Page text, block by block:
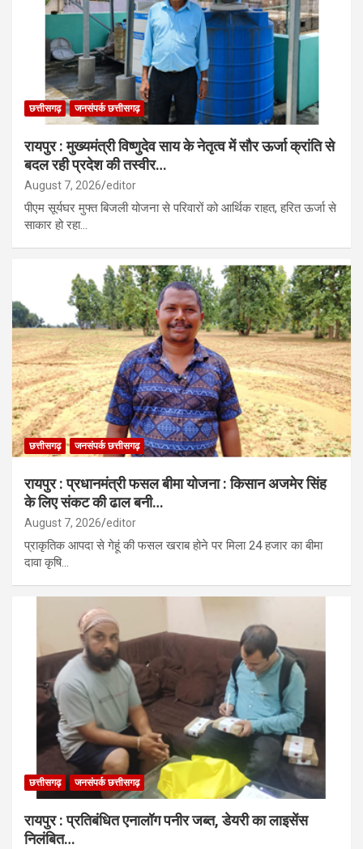
छत्तीसगढ़ जनसंपर्क छत्तीसगढ़
रायपुर : मुख्यमंत्री विष्णुदेव साय के नेतृत्व में सौर ऊर्जा क्रांति से
बदल रही प्रदेश की तस्वीर…
August 7, 2026 editor
पीएम सूर्यघर मुफ्त बिजली योजना से परिवारों को आर्थिक राहत, हरित ऊर्जा से
साकार हो रहा…
छत्तीसगढ़ जनसंपर्क छत्तीसगढ़
रायपुर : प्रधानमंत्री फसल बीमा योजना : किसान अजमेर सिंह
के लिए संकट की ढाल बनी…
August 7, 2026 editor
प्राकृतिक आपदा से गेहूं की फसल खराब होने पर मिला 24 हजार का बीमा
दावा कृषि…
छत्तीसगढ़ जनसंपर्क छत्तीसगढ़
रायपुर : प्रतिबंधित एनालॉग पनीर जब्त, डेयरी का लाइसेंस
निलंबित…